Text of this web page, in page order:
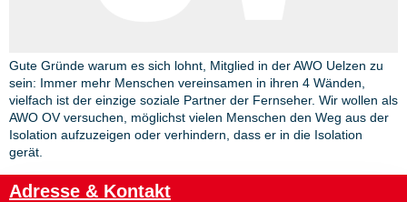
Gute Gründe warum es sich lohnt, Mitglied in der AWO Uelzen zu
sein: Immer mehr Menschen vereinsamen in ihren 4 Wänden,
vielfach ist der einzige soziale Partner der Fernseher. Wir wollen als
AWO OV versuchen, möglichst vielen Menschen den Weg aus der
Isolation aufzuzeigen oder verhindern, dass er in die Isolation
gerät.
Adresse & Kontakt